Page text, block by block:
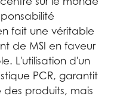
fait une véritable
de MSI en faveur
L'utilisation d'un
PCR, garantit
produits, mais